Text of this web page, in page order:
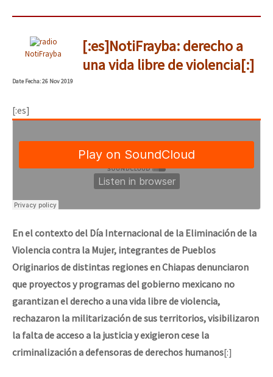
NotiFrayba
[:es]NotiFrayba: derecho a
una vida libre de violencia[:]
DateFecha: 26 Nov 2019
[:es]
En el contexto del Día Internacional de la Eliminación de la
Violencia contra la Mujer, integrantes de Pueblos
Originarios de distintas regiones en Chiapas denunciaron
que proyectos y programas del gobierno mexicano no
garantizan el derecho a una vida libre de violencia,
rechazaron la militarización de sus territorios, visibilizaron
la falta de acceso a la justicia y exigieron cese la
criminalización a defensoras de derechos humanos[:]